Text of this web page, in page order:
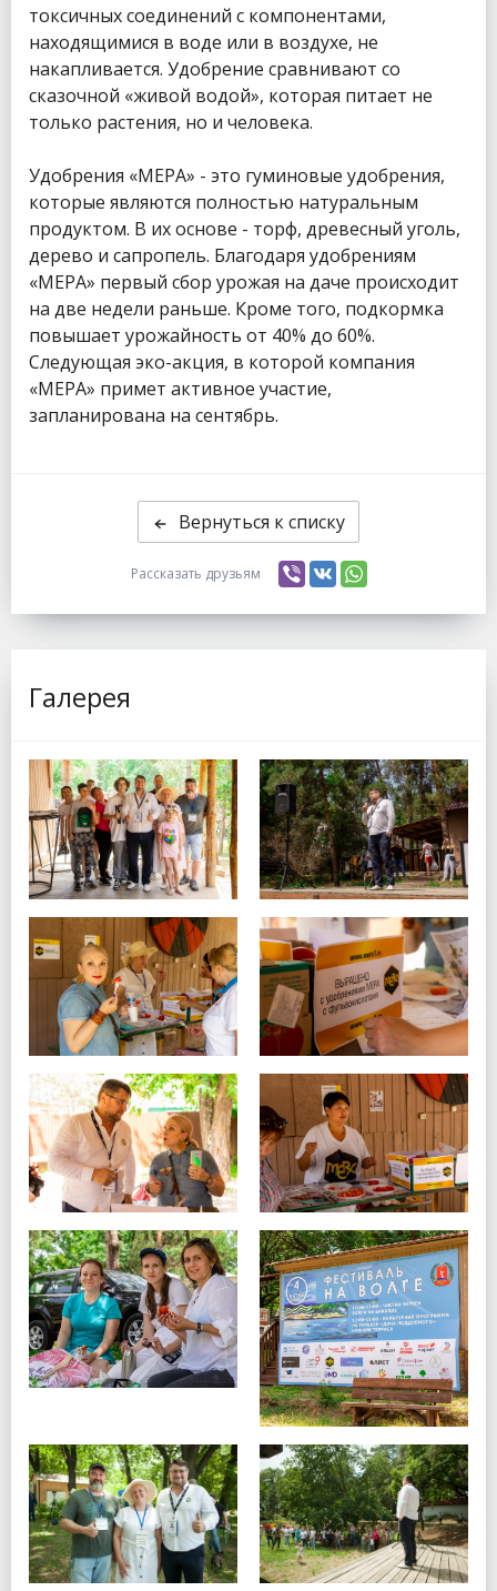
токсичных соединений с компонентами,
находящимися в воде или в воздухе, не
накапливается. Удобрение сравнивают со
сказочной «живой водой», которая питает не
только растения, но и человека.
Удобрения «МЕРА» - это гуминовые удобрения,
которые являются полностью натуральным
продуктом. В их основе - торф, древесный уголь,
дерево и сапропель. Благодаря удобрениям
«МЕРА» первый сбор урожая на даче происходит
на две недели раньше. Кроме того, подкормка
повышает урожайность от 40% до 60%.
Следующая эко-акция, в которой компания
«МЕРА» примет активное участие,
запланирована на сентябрь.
Вернуться к списку
Рассказать друзьям
Галерея